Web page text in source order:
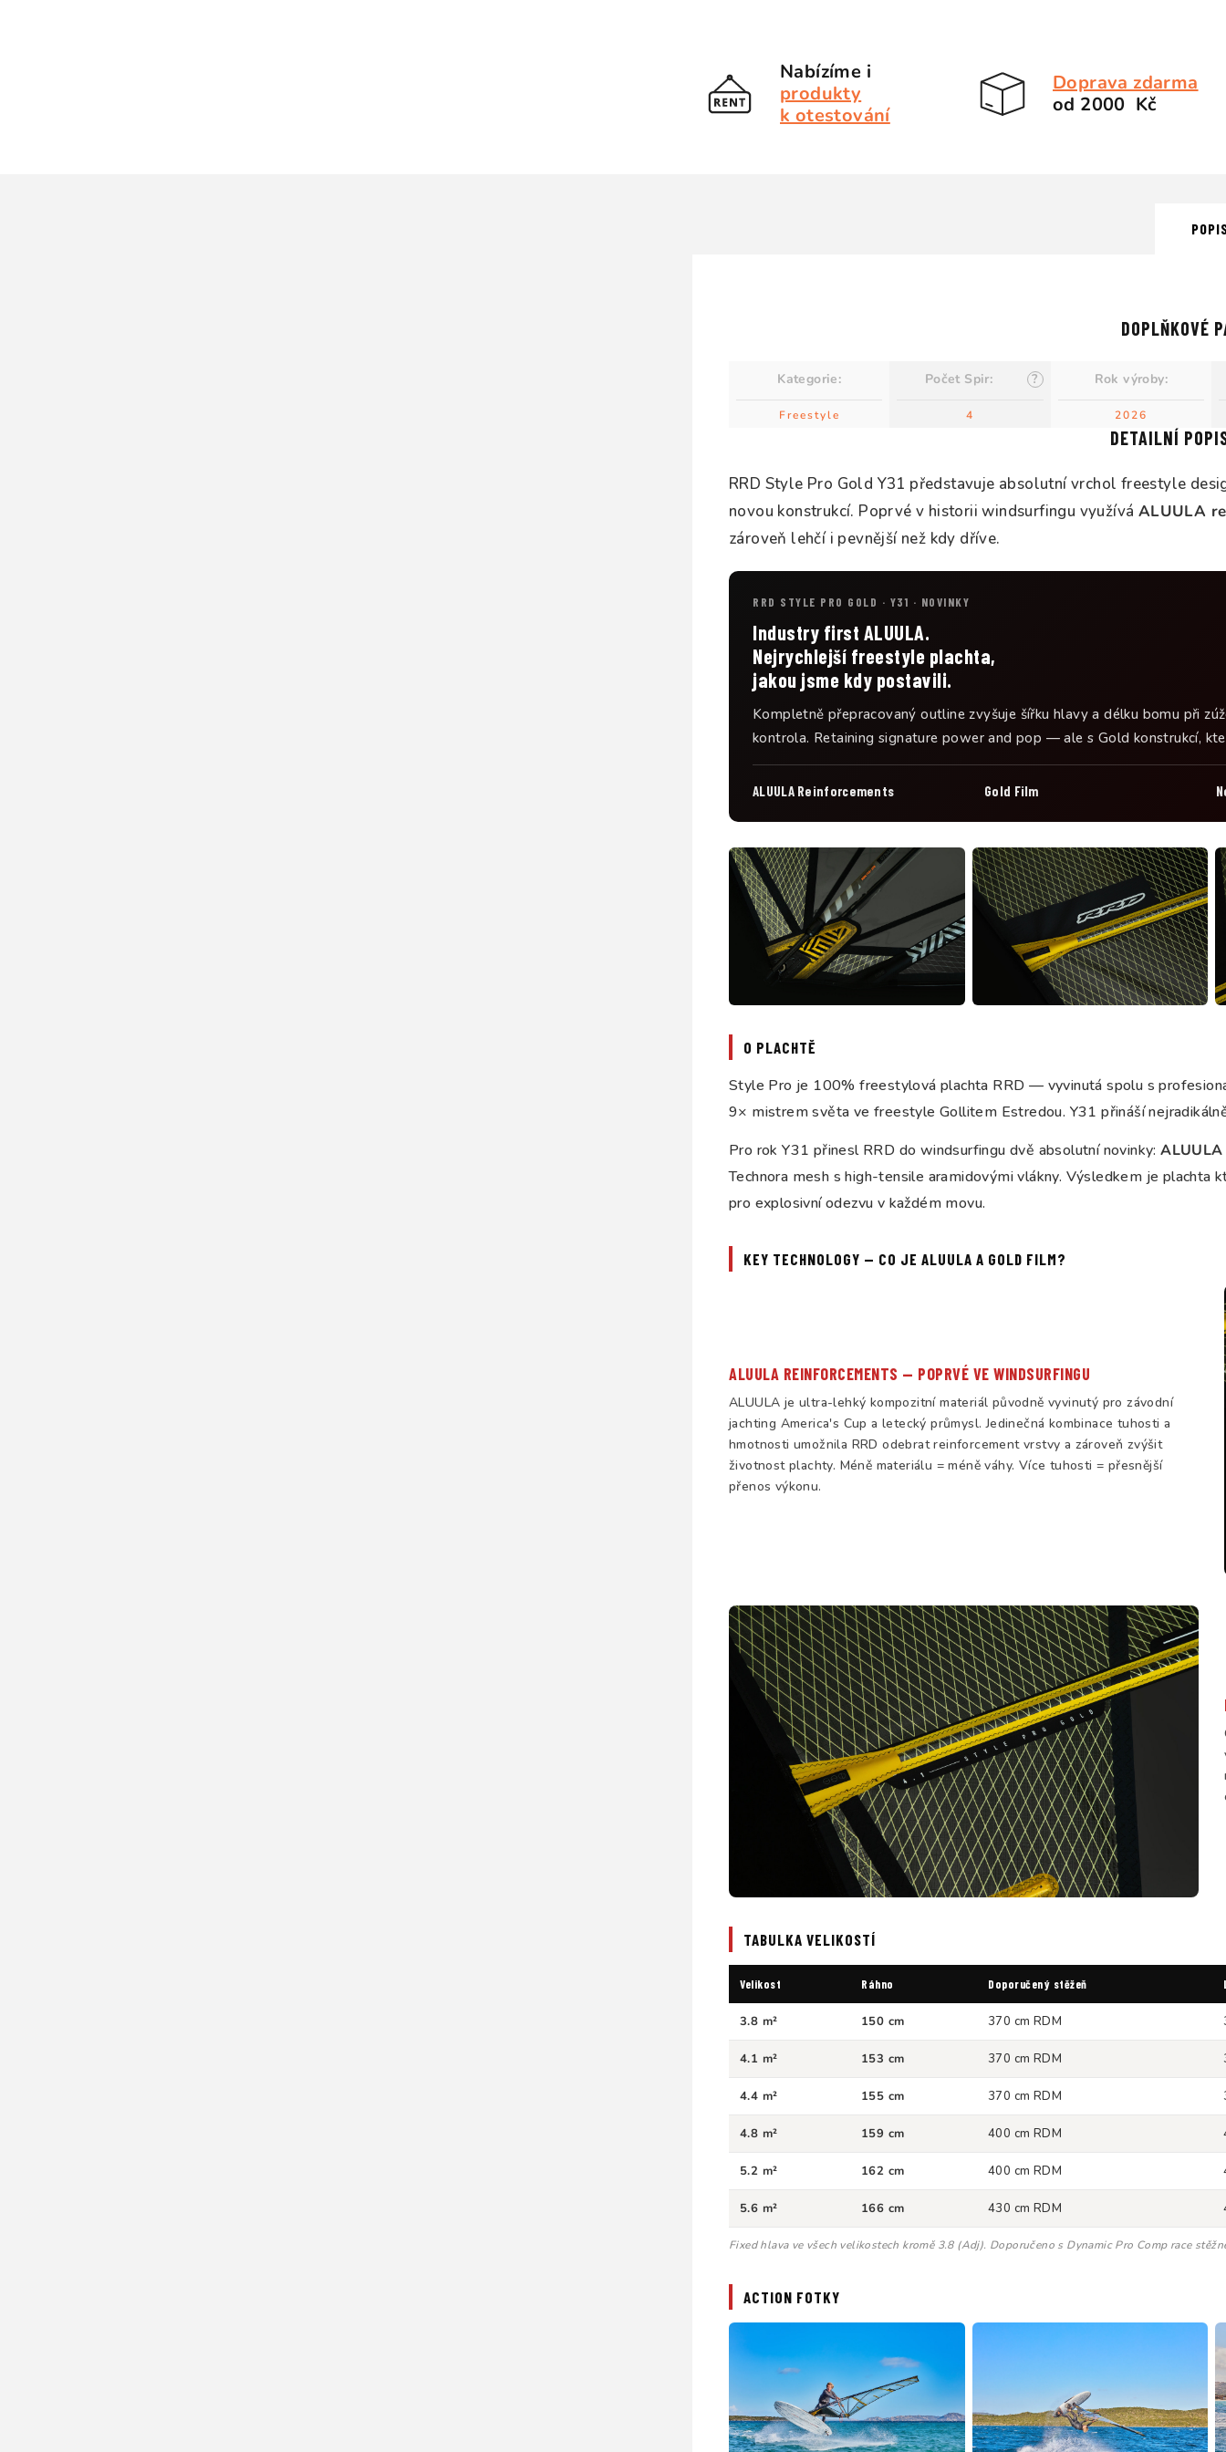
Nabízíme i
produkty
k otestování
Doprava zdarma
od 2000 Kč
DETAILNÍ
RRD Style Pro Gold Y31 představuje absolutní vrchol freestyle
novou konstrukcí. Poprvé v historii windsurfingu využívá ALUULA
zároveň lehčí i pevnější než kdy dříve.
RRD STYLE PRO GOLD · Y31 · NOVINKY
Industry first ALUULA.
Nejrychlejší freestyle plachta,
jakou jsme kdy postavili.
Kompletně přepracovaný outline zvyšuje šířku hlavy a délku bomu při
kontrola. Retaining signature power and pop — ale s Gold konstrukcí,
ALUULA Reinforcements Gold Film
O PLACHTĚ
Style Pro je 100% freestylová plachta RRD — vyvinutá spolu s
9× mistrem světa ve freestyle Gollitem Estredou. Y31 přináší
Pro rok Y31 přinesl RRD do windsurfingu dvě absolutní novinky:
Technora mesh s high-tensile aramidovými vlákny. Výsledkem je
pro explosivní odezvu v každém movu.
KEY TECHNOLOGY — CO JE ALUULA A GOLD FILM?
ALUULA REINFORCEMENTS — POPRVÉ VE WINDSURFINGU
ALUULA je ultra-lehký kompozitní materiál původně vyvinutý pro závodní
jachting America's Cup a letecký průmysl. Jedinečná kombinace tuhosti a
hmotnosti umožnila RRD odebrat reinforcement vrstvy a zároveň zvýšit
životnost plachty. Méně materiálu = méně váhy. Více tuhosti = přesnější
přenos výkonu.
TABULKA VELIKOSTÍ
Velikost Ráhno Doporučený stěžeň
3.8 m² 150 cm 370 cm RDM
4.1 m² 153 cm 370 cm RDM
4.4 m² 155 cm 370 cm RDM
4.8 m² 159 cm 400 cm RDM
5.2 m² 162 cm 400 cm RDM
5.6 m² 166 cm 430 cm RDM
Fixed hlava ve všech velikostech kromě 3.8 (Adj). Doporučeno s Dynamic Pro Comp race
ACTION FOTKY
DOPLŇKOVÉ
Kategorie:
Freestyle
?
Počet Spir:
4
Rok výroby:
2026